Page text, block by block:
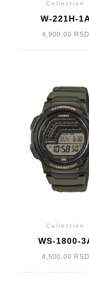
Collection
W-221H-
4,900.00 RSD
Collection
WS-1800-
4,500.00 RSD